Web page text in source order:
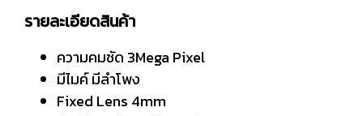
รายละเอียดสินค้า
ความคมชัด 3Mega Pixel
มีไมค์ มีลำโพง
Fixed Lens 4mm